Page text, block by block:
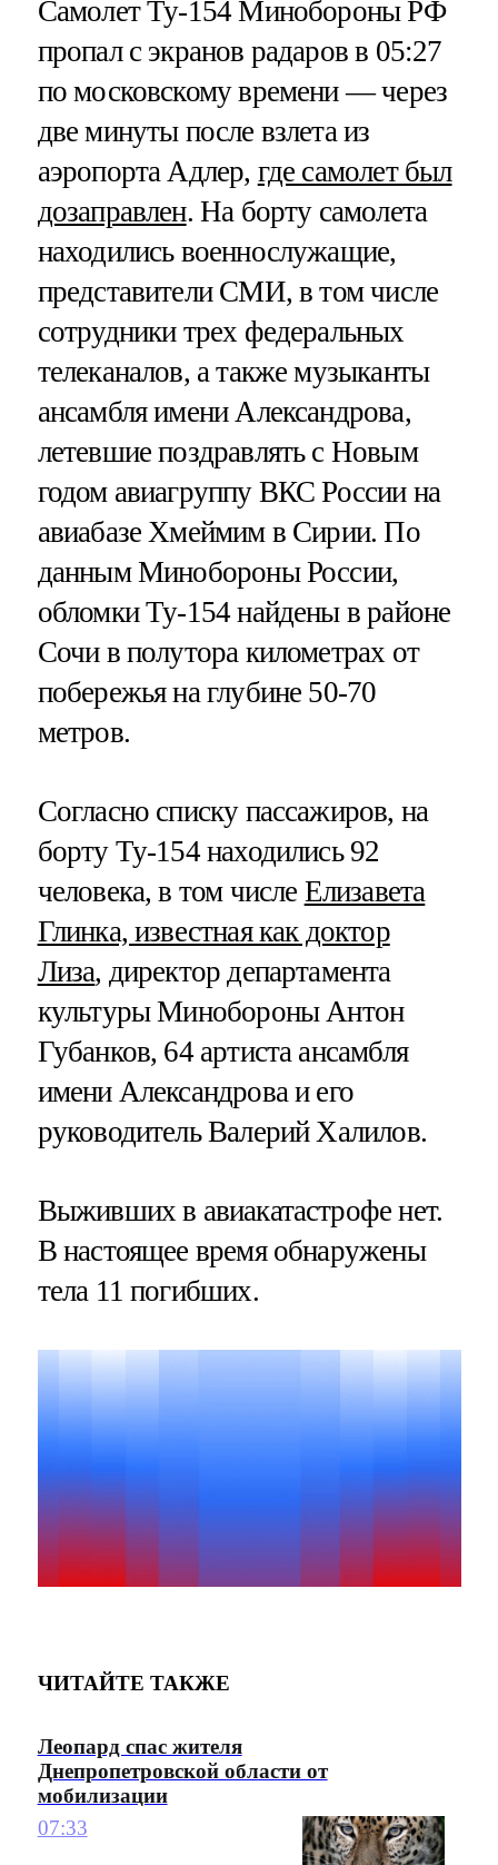
Самолет Ту-154 Минобороны РФ
пропал с экранов радаров в 05:27
по московскому времени — через
две минуты после взлета из
аэропорта Адлер, где самолет был
дозаправлен. На борту самолета
находились военнослужащие,
представители СМИ, в том числе
сотрудники трех федеральных
телеканалов, а также музыканты
ансамбля имени Александрова,
летевшие поздравлять с Новым
годом авиагруппу ВКС России на
авиабазе Хмеймим в Сирии. По
данным Минобороны России,
обломки Ту-154 найдены в районе
Сочи в полутора километрах от
побережья на глубине 50-70
метров.
Согласно списку пассажиров, на
борту Ту-154 находились 92
человека, в том числе Елизавета
Глинка, известная как доктор
Лиза, директор департамента
культуры Минобороны Антон
Губанков, 64 артиста ансамбля
имени Александрова и его
руководитель Валерий Халилов.
Выживших в авиакатастрофе нет.
В настоящее время обнаружены
тела 11 погибших.
ЧИТАЙТЕ ТАКЖЕ
Леопард спас жителя
Днепропетровской области от
мобилизации
07:33